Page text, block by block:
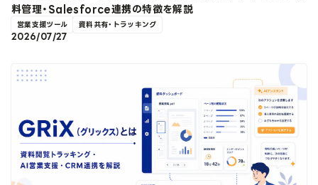
料管理・Salesforce連携の特徴を解説
営業支援ツール 資料共有・トラッキング
2026/07/27